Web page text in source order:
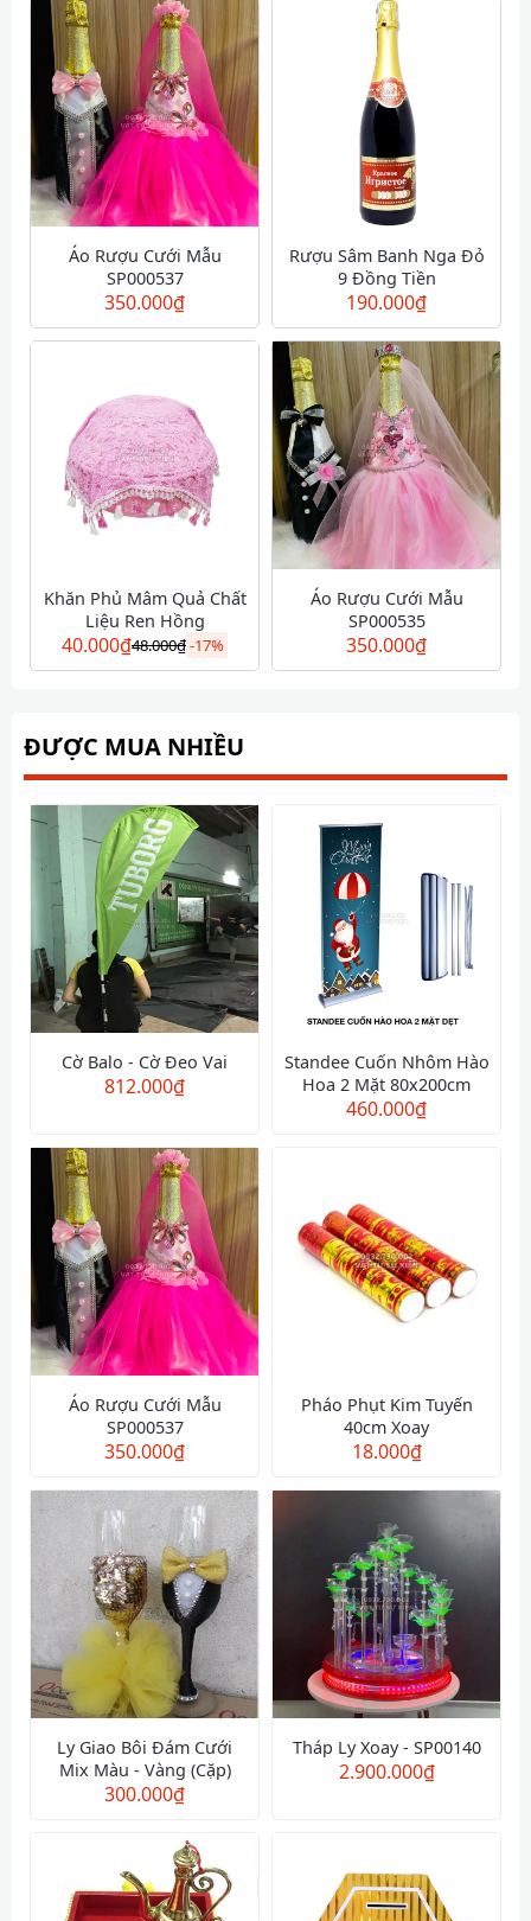
Áo Rượu Cưới Mẫu
SP000537
350.000₫
Rượu Sâm Banh Nga Đỏ
9 Đồng Tiền
190.000₫
Khăn Phủ Mâm Quả Chất
Liệu Ren Hồng
40.000₫48.000₫-17%
Áo Rượu Cưới Mẫu
SP000535
350.000₫
ĐƯỢC MUA NHIỀU
Cờ Balo - Cờ Đeo Vai
812.000₫
Standee Cuốn Nhôm Hào
Hoa 2 Mặt 80x200cm
460.000₫
Áo Rượu Cưới Mẫu
SP000537
350.000₫
Pháo Phụt Kim Tuyến
40cm Xoay
18.000₫
Ly Giao Bôi Đám Cưới
Mix Màu - Vàng (Cặp)
300.000₫
Tháp Ly Xoay - SP00140
2.900.000₫